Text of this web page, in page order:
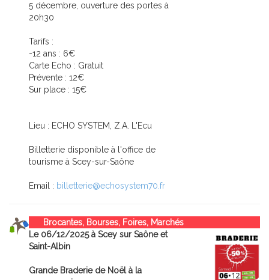
5 décembre, ouverture des portes à
20h30
Tarifs :
-12 ans : 6€
Carte Echo : Gratuit
Prévente : 12€
Sur place : 15€
Lieu : ECHO SYSTEM, Z.A. L'Ecu
Billetterie disponible à l'office de
tourisme à Scey-sur-Saône
Email : billetterie@echosystem70.fr
Brocantes, Bourses, Foires, Marchés
Le 06/12/2025 à Scey sur Saône et
Saint-Albin
Grande Braderie de Noël à la